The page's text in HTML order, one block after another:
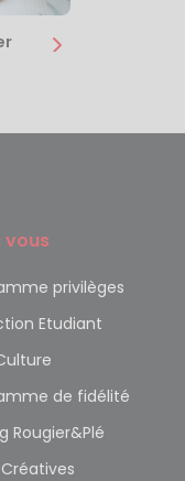
vous
privilèges
Etudiant
de fidélité
Rougier&Plé